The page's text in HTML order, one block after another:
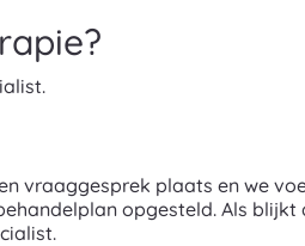
vraaggesprek plaats en we
opgesteld. Als